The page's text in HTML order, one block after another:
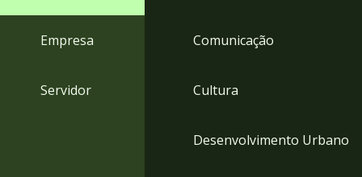
Empresa
Servidor
Comunicação
Cultura
Desenvolvimento Urbano